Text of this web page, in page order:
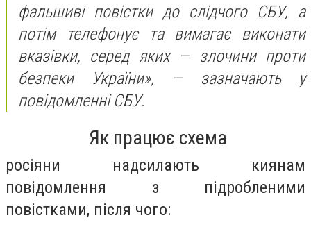
фальшиві повістки до слідчого СБУ, а
потім телефонує та вимагає виконати
вказівки, серед яких — злочини проти
безпеки України», — зазначають у
повідомленні СБУ.
Як працює схема
росіяни надсилають киянам
повідомлення з підробленими
повістками, після чого: